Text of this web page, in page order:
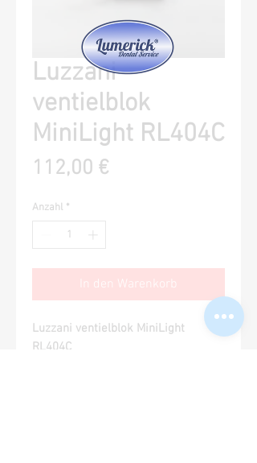
Luzzani
ventielblok
MiniLight RL404C
112,00 €
Anzahl *
In den Warenkorb
Luzzani ventielblok MiniLight
RL404C